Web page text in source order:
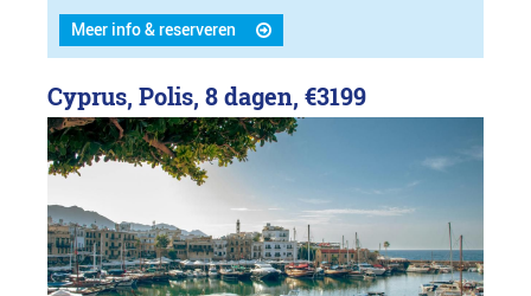
Meer info & reserveren
Cyprus, Polis, 8 dagen, €3199